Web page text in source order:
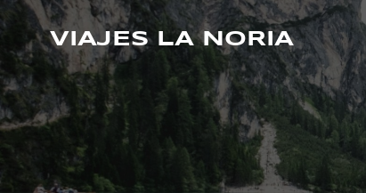
Saltar
al
contenidoVIAJES LA NORIA